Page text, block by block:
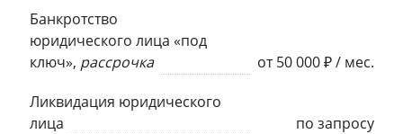
Банкротство
юридического лица «под
ключ», рассрочка
от 50 000 ₽ / мес.
Ликвидация юридического
лица
по запросу